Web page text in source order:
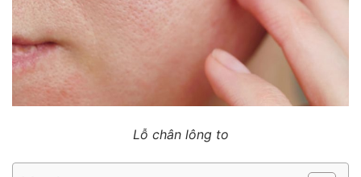
Lỗ chân lông to